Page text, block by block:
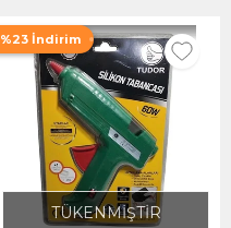
%23 İndirim
TÜKENMİŞTİR